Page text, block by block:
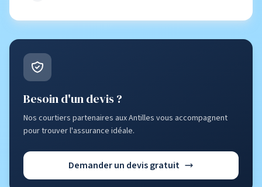
Besoin d'un devis ?
Nos courtiers partenaires aux Antilles vous accompagnent
pour trouver l'assurance idéale.
Demander un devis gratuit